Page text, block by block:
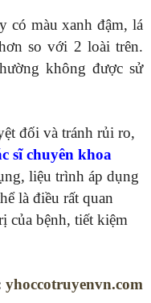
có màu xanh đậm, lá
so với 2 loài trên.
không được sử
đối và tránh rủi ro,
sĩ chuyên khoa
liệu trình áp dụng
là điều rất quan
của bệnh, tiết kiệm
yhoccotruyenvn.com